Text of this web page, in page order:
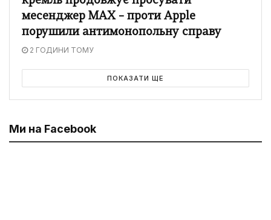
месенджер MAX – проти Apple
порушили антимонопольну справу
2 ГОДИНИ ТОМУ
ПОКАЗАТИ ЩЕ
Ми на Facebook